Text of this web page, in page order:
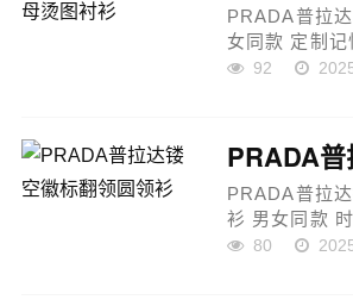
PRADA普拉
女同款 定制
产品说明：这
软亲肤的穿着
外...
92
PRADA普拉
衫 男女同款
明：这款
80